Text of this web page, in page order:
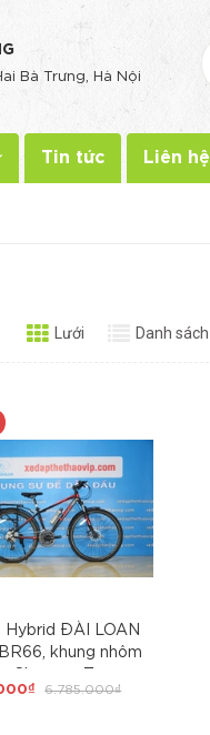
Bà Trưng, Hà Nội
Tin tức Liên hệ
Lưới Danh sách
Hybrid ĐÀI LOAN
khung nhôm
phuộc nhún có
6.785.000₫